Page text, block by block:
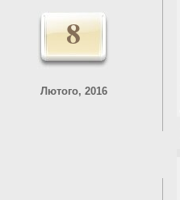
8
Лютого, 2016